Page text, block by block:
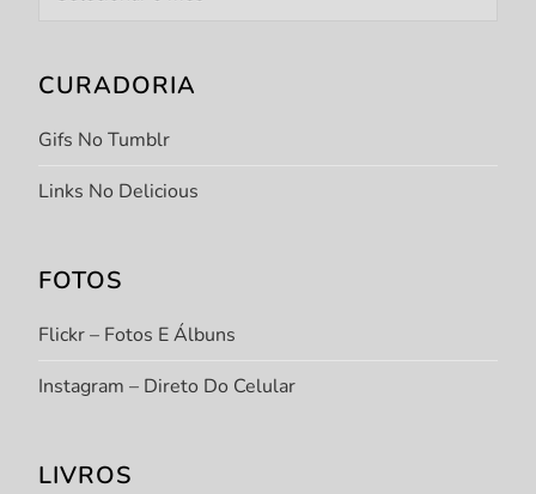
CURADORIA
Gifs No Tumblr
Links No Delicious
FOTOS
Flickr – Fotos E Álbuns
Instagram – Direto Do Celular
LIVROS